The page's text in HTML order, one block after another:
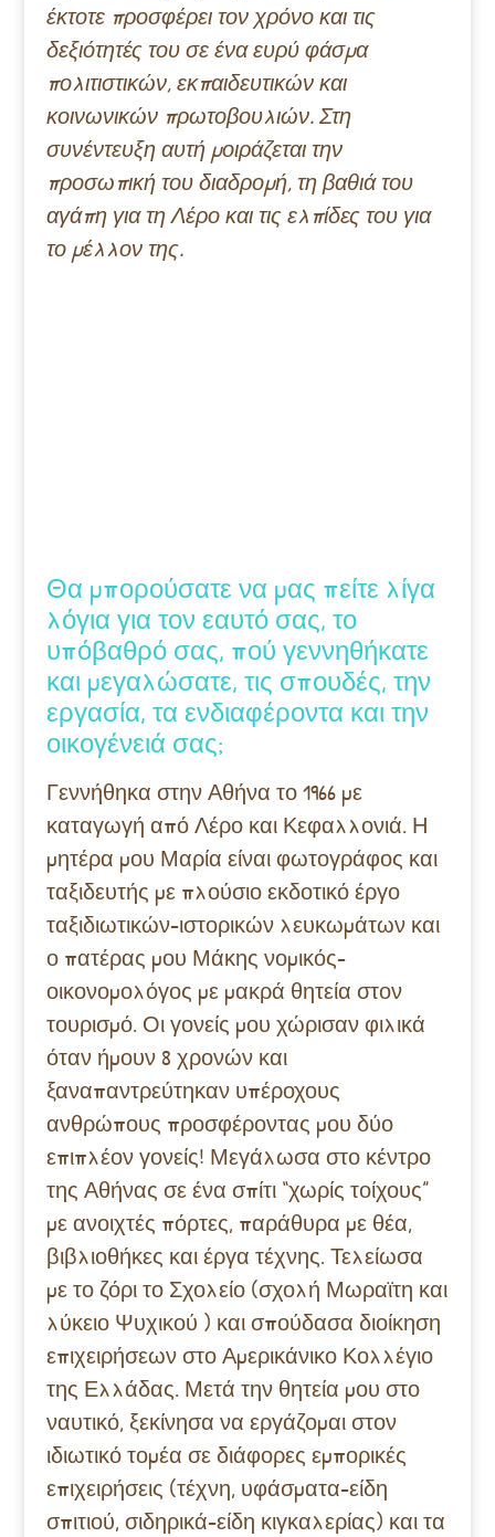
έκτοτε προσφέρει τον χρόνο και τις
δεξιότητές του σε ένα ευρύ φάσμα
πολιτιστικών, εκπαιδευτικών και
κοινωνικών πρωτοβουλιών. Στη
συνέντευξη αυτή μοιράζεται την
προσωπική του διαδρομή, τη βαθιά του
αγάπη για τη Λέρο και τις ελπίδες του για
το μέλλον της.
Θα μπορούσατε να μας πείτε λίγα
λόγια για τον εαυτό σας, το
υπόβαθρό σας, πού γεννηθήκατε
και μεγαλώσατε, τις σπουδές, την
εργασία, τα ενδιαφέροντα και την
οικογένειά σας;
Γεννήθηκα στην Αθήνα το 1966 με
καταγωγή από Λέρο και Κεφαλλονιά. Η
μητέρα μου Μαρία είναι φωτογράφος και
ταξιδευτής με πλούσιο εκδοτικό έργο
ταξιδιωτικών-ιστορικών λευκωμάτων και
ο πατέρας μου Μάκης νομικός-
οικονομολόγος με μακρά θητεία στον
τουρισμό. Οι γονείς μου χώρισαν φιλικά
όταν ήμουν 8 χρονών και
ξαναπαντρεύτηκαν υπέροχους
ανθρώπους προσφέροντας μου δύο
επιπλέον γονείς! Μεγάλωσα στο κέντρο
της Αθήνας σε ένα σπίτι “χωρίς τοίχους”
με ανοιχτές πόρτες, παράθυρα με θέα,
βιβλιοθήκες και έργα τέχνης. Τελείωσα
με το ζόρι το Σχολείο (σχολή Μωραϊτη και
λύκειο Ψυχικού ) και σπούδασα διοίκηση
επιχειρήσεων στο Αμερικάνικο Κολλέγιο
της Ελλάδας. Μετά την θητεία μου στο
ναυτικό, ξεκίνησα να εργάζομαι στον
ιδιωτικό τομέα σε διάφορες εμπορικές
επιχειρήσεις (τέχνη, υφάσματα-είδη
σπιτιού, σιδηρικά-είδη κιγκαλερίας) και τα